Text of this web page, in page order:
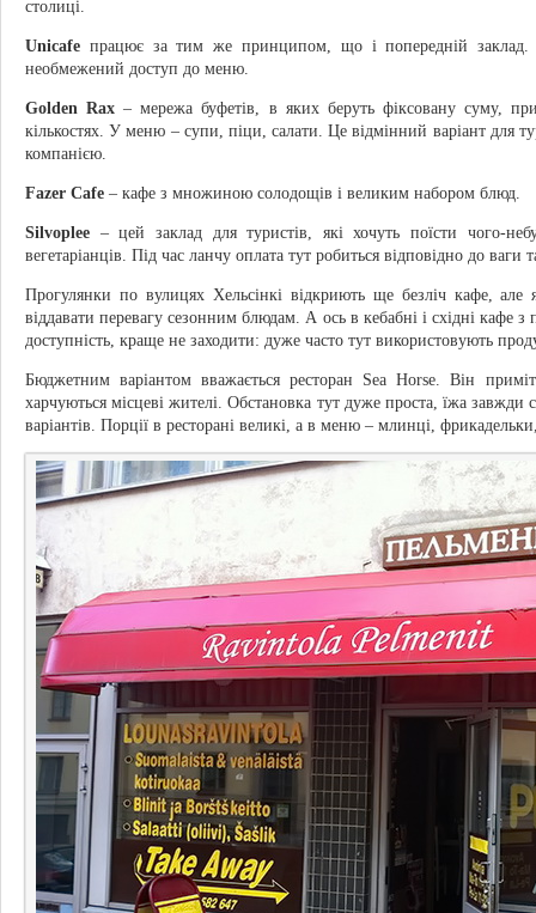
столиці.
Unicafe працює за тим же принципом, що і попередній заклад.
необмежений доступ до меню.
Golden Rax – мережа буфетів, в яких беруть фіксовану суму,
кількостях. У меню – супи, піци, салати. Це відмінний варіант для
компанією.
Fazer Cafe – кафе з множиною солодощів і великим набором блюд.
Silvoplee – цей заклад для туристів, які хочуть поїсти чого-
вегетаріанців. Під час ланчу оплата тут робиться відповідно до ваги
Прогулянки по вулицях Хельсінкі відкриють ще безліч кафе, але
віддавати перевагу сезонним блюдам. А ось в кебабні і східні кафе
доступність, краще не заходити: дуже часто тут використовують
Бюджетним варіантом вважається ресторан Sea Horse. Він
харчуються місцеві жителі. Обстановка тут дуже проста, їжа завжди
варіантів. Порції в ресторані великі, а в меню – млинці,